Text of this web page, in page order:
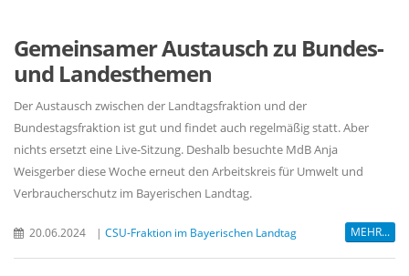
Gemeinsamer Austausch zu Bundes-
und Landesthemen
Der Austausch zwischen der Landtagsfraktion und der
Bundestagsfraktion ist gut und findet auch regelmäßig statt. Aber
nichts ersetzt eine Live-Sitzung. Deshalb besuchte MdB Anja
Weisgerber diese Woche erneut den Arbeitskreis für Umwelt und
Verbraucherschutz im Bayerischen Landtag.
20.06.2024 | CSU-Fraktion im Bayerischen Landtag MEHR...